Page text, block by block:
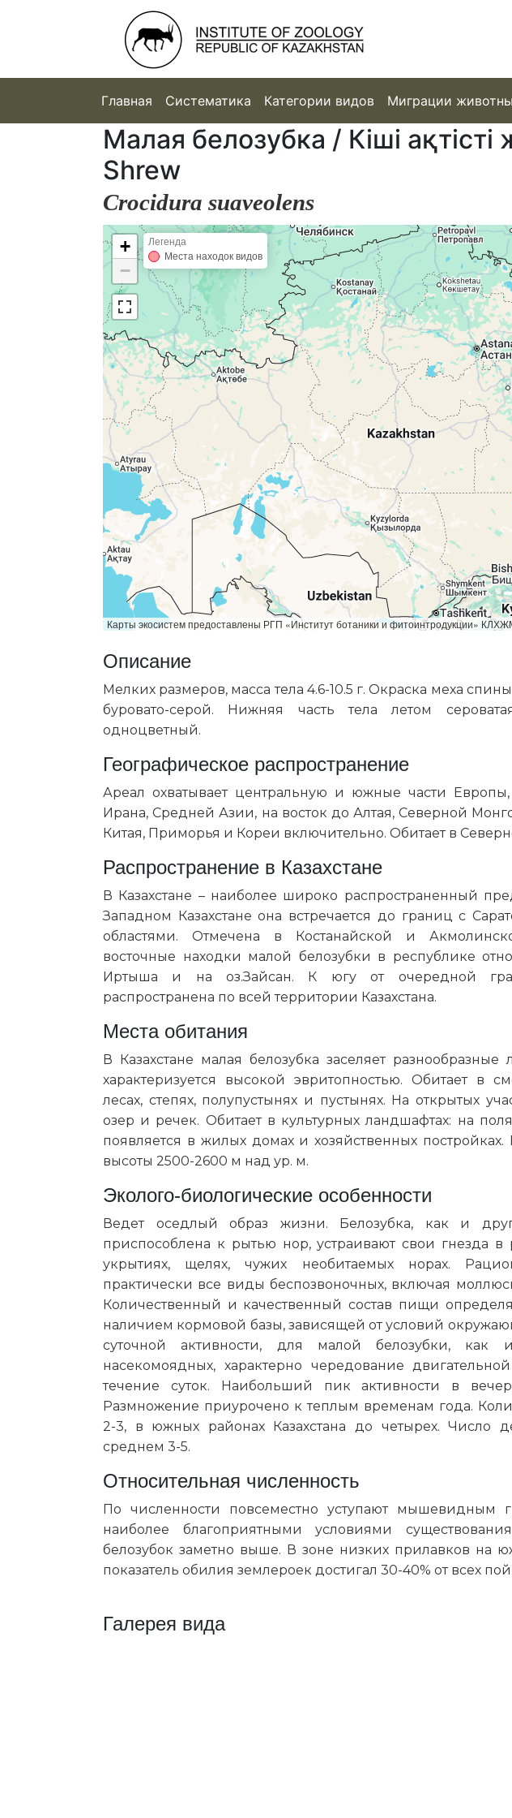
Главная Систематика Категории видов Миграции
Малая белозубка / Кішi
Shrew
Crocidura suaveolens
+
−
Легенда
Места находок видов
Карты экосистем предоставлены РГП «Институт ботаники и фитоинтродукции»
Описание
Мелких размеров, масса тела 4.6-10.5 г. Окраска меха
буровато-серой. Нижняя часть тела летом
одноцветный.
Географическое распространение
Ареал охватывает центральную и южные части
Ирана, Средней Азии, на восток до Алтая, Северной
Китая, Приморья и Кореи включительно. Обитает в
Распространение в Казахстане
В Казахстане – наиболее широко распространенный
Западном Казахстане она встречается до границ с
областями. Отмечена в Костанайской и
восточные находки малой белозубки в республике
Иртыша и на оз.Зайсан. К югу от очередной
распространена по всей территории Казахстана.
Места обитания
В Казахстане малая белозубка заселяет
характеризуется высокой эвритопностью. Обитает в
лесах, степях, полупустынях и пустынях. На открытых
озер и речек. Обитает в культурных ландшафтах: на
появляется в жилых домах и хозяйственных
высоты 2500-2600 м над ур. м.
Эколого-биологические особенности
Ведет оседлый образ жизни. Белозубка, как и
приспособлена к рытью нор, устраивают свои гнезда в
укрытиях, щелях, чужих необитаемых норах.
практически все виды беспозвоночных, включая
Количественный и качественный состав пищи
наличием кормовой базы, зависящей от условий
суточной активности, для малой белозубки,
насекомоядных, характерно чередование
течение суток. Наибольший пик активности в
Размножение приурочено к теплым временам года.
2-3, в южных районах Казахстана до четырех. Число
среднем 3-5.
Относительная численность
По численности повсеместно уступают мышевидным
наиболее благоприятными условиями
белозубок заметно выше. В зоне низких прилавков на
показатель обилия землероек достигал 30-40% от всех
Галерея вида